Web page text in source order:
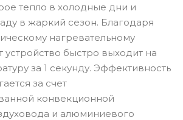
тепло в холодные дни и
в жаркий сезон. Благодаря
нагревательному
устройство быстро выходит на
за 1 секунду. Эффективность
за счет
конвекционной
и алюминиевого